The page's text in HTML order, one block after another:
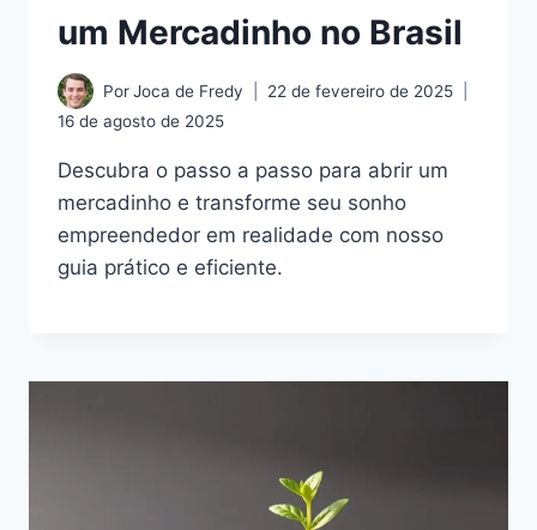
um Mercadinho no Brasil
PorJoca de Fredy
22 de fevereiro de 2025
16 de agosto de 2025
Descubra o passo a passo para abrir um
mercadinho e transforme seu sonho
empreendedor em realidade com nosso
guia prático e eficiente.